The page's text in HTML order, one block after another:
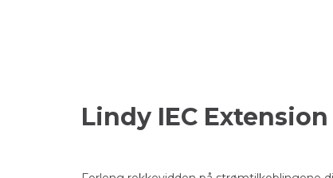
Lindy IEC Extension